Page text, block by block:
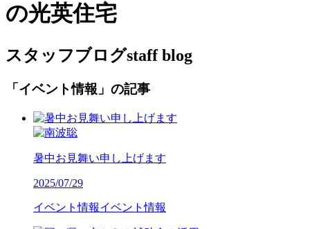
の光英住宅
スタッフブログstaff blog
「イベント情報」の記事
暑中お見舞い申し上げます
2025/07/29
イベント情報イベント情報